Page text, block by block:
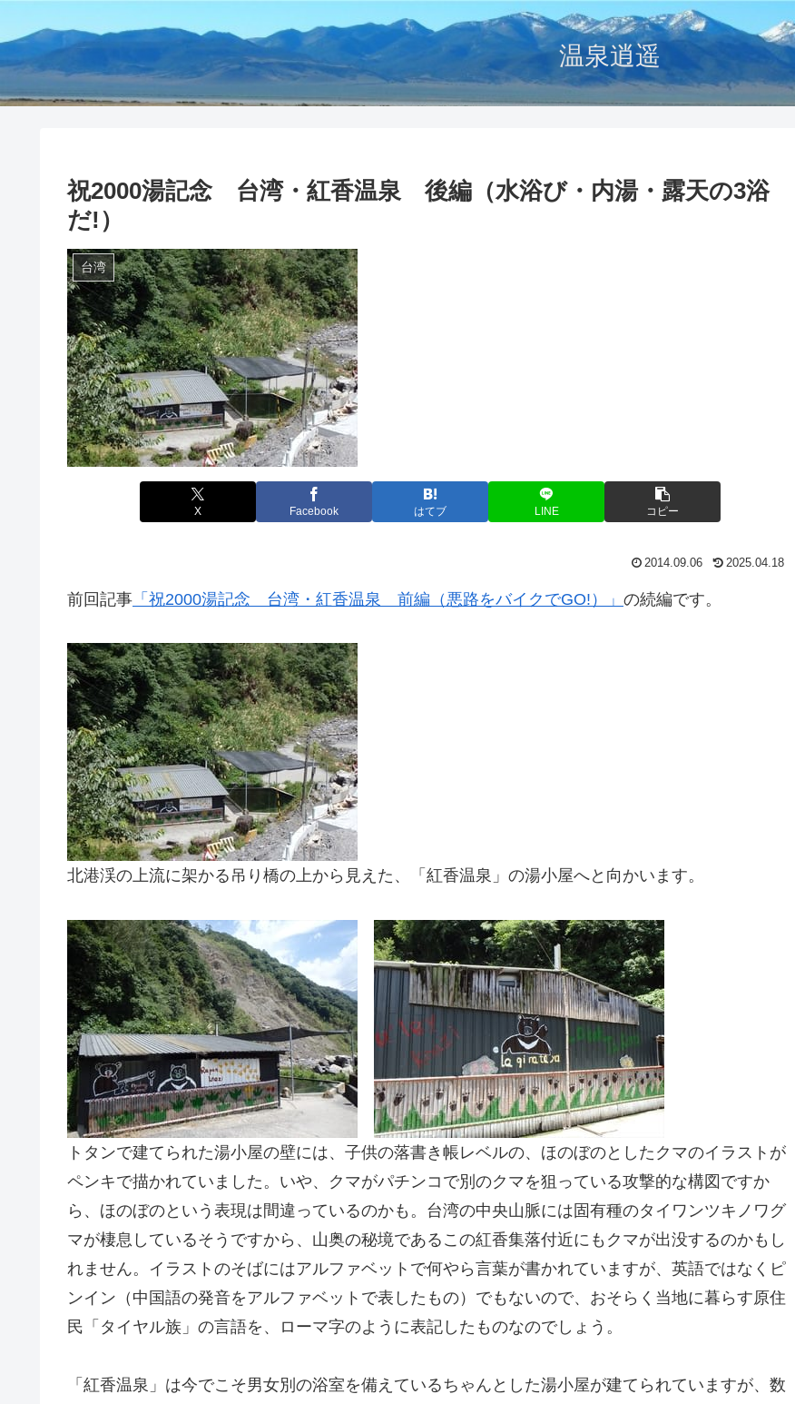
温泉逍遥
祝2000湯記念 台湾・紅香温泉 後編（水浴び・内湯・露天の3浴
だ!）
台湾
X Facebook はてブ LINE コピー
2014.09.06 2025.04.18
前回記事 「祝2000湯記念 台湾・紅香温泉 前編（悪路をバイクでGO!）」 の続編です。
北港渓の上流に架かる吊り橋の上から見えた、「紅香温泉」の湯小屋へと向かいます。
トタンで建てられた湯小屋の壁には、子供の落書き帳レベルの、ほのぼのとしたクマのイラストが
ペンキで描かれていました。いや、クマがパチンコで別のクマを狙っている攻撃的な構図ですか
ら、ほのぼのという表現は間違っているのかも。台湾の中央山脈には固有種のタイワンツキノワグ
マが棲息しているそうですから、山奥の秘境であるこの紅香集落付近にもクマが出没するのかもし
れません。イラストのそばにはアルファベットで何やら言葉が書かれていますが、英語ではなくピ
ンイン（中国語の発音をアルファベットで表したもの）でもないので、おそらく当地に暮らす原住
民「タイヤル族」の言語を、ローマ字のように表記したものなのでしょう。
「紅香温泉」は今でこそ男女別の浴室を備えているちゃんとした湯小屋が建てられていますが、数